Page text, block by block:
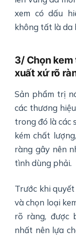
xem có dấu
không tất là da
3/ Chọn
xuất xứ rõ
Sản phẩm trị
các thương
trong đó là các
kém chất
ràng gây nên
tình dùng phải.
Trước khi
và chọn loại
rõ ràng, được
nhất nên lựa